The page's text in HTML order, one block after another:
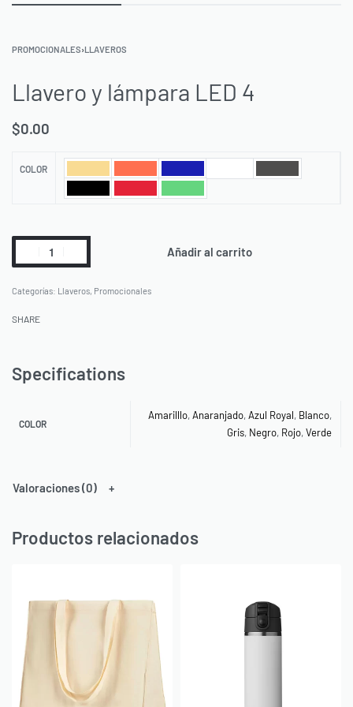
PROMOCIONALES›LLAVEROS
Llavero y lámpara LED 4
$0.00
COLOR
Añadir al carrito
Categorías: Llaveros, Promocionales
SHARE
Specifications
COLOR
Amarilllo,Anaranjado,Azul Royal, Blanco,
Gris, Negro, Rojo,Verde
Valoraciones (0)
Productos relacionados